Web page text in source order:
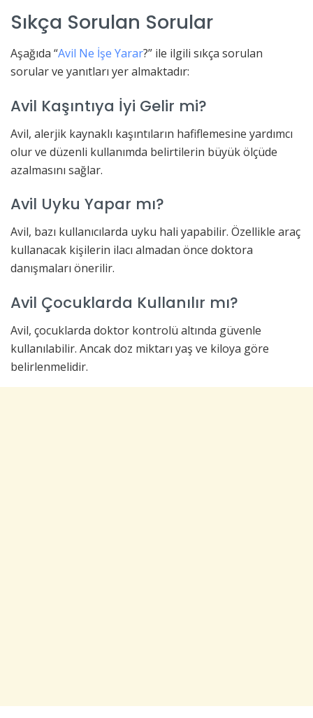
Sıkça Sorulan Sorular
Aşağıda “Avil Ne İşe Yarar?” ile ilgili sıkça sorulan
sorular ve yanıtları yer almaktadır:
Avil Kaşıntıya İyi Gelir mi?
Avil, alerjik kaynaklı kaşıntıların hafiflemesine yardımcı
olur ve düzenli kullanımda belirtilerin büyük ölçüde
azalmasını sağlar.
Avil Uyku Yapar mı?
Avil, bazı kullanıcılarda uyku hali yapabilir. Özellikle araç
kullanacak kişilerin ilacı almadan önce doktora
danışmaları önerilir.
Avil Çocuklarda Kullanılır mı?
Avil, çocuklarda doktor kontrolü altında güvenle
kullanılabilir. Ancak doz miktarı yaş ve kiloya göre
belirlenmelidir.